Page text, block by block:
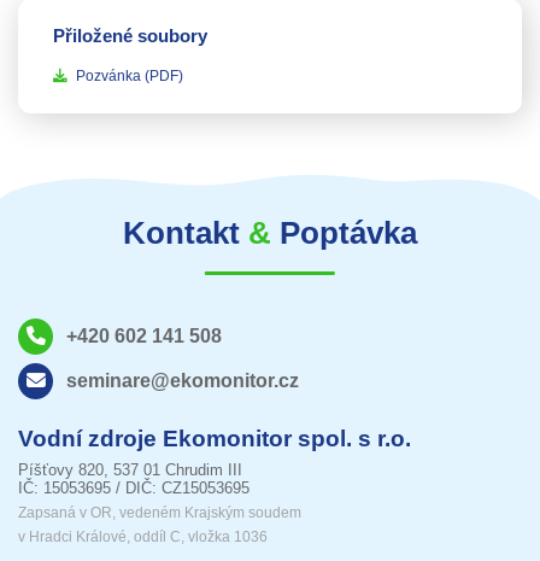
Přiložené soubory
Pozvánka(PDF)
Kontakt & Poptávka
+420 602 141 508
seminare@ekomonitor.cz
Vodní zdroje Ekomonitor spol. s r.o.
Píšťovy 820, 537 01 Chrudim III
IČ: 15053695 / DIČ: CZ15053695
Zapsaná v OR, vedeném Krajským soudem
v Hradci Králové, oddíl C, vložka 1036